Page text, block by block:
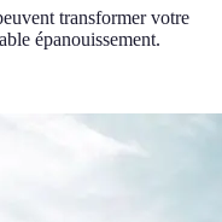
transformer votre
épanouissement.